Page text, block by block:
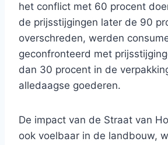
het conflict met 60 procent
de prijsstijgingen later de 90
overschreden, werden
geconfronteerd met
dan 30 procent in de
alledaagse goederen.
De impact van de Straat van
ook voelbaar in de landbouw,